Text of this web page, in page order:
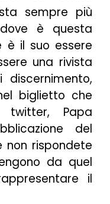
sempre più
è questa
è il suo essere
una rivista
biglietto che
Papa
del
non rispondete
da quel
il